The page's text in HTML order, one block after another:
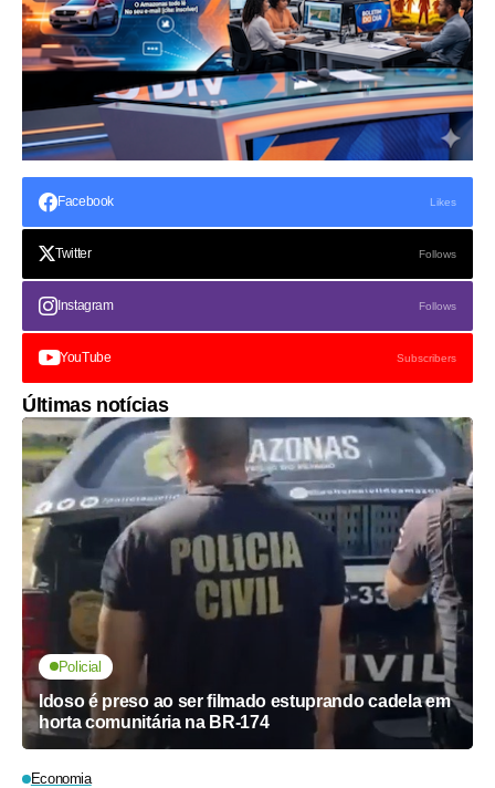
Facebook Likes
Twitter Follows
Instagram Follows
YouTube Subscribers
Últimas notícias
Policial
Idoso é preso ao ser filmado estuprando cadela em
horta comunitária na BR-174
Economia